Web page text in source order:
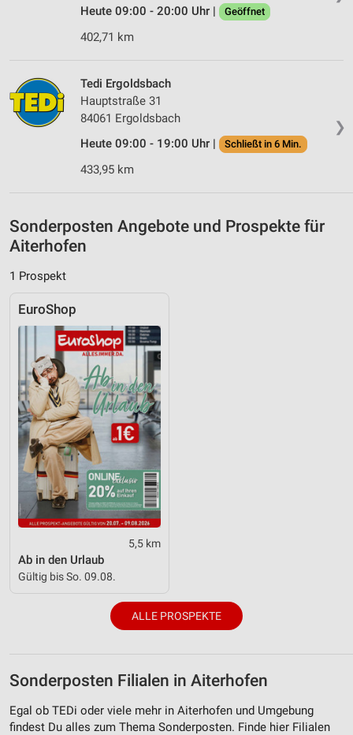
Heute 09:00 - 20:00 Uhr | Geöffnet
402,71 km
❯
Tedi Ergoldsbach
Hauptstraße 31
84061 Ergoldsbach
Heute 09:00 - 19:00 Uhr |
Schließt in 6 Min.
433,95 km
Sonderposten Angebote und Prospekte für
Aiterhofen
1 Prospekt
EuroShop
5,5 km
Ab in den Urlaub
Gültig bis So. 09.08.
ALLE PROSPEKTE
Sonderposten Filialen in Aiterhofen
Egal ob TEDi oder viele mehr in Aiterhofen und Umgebung
findest Du alles zum Thema Sonderposten. Finde hier Filialen
Verwendung genauer Standortdaten
Geräte anhand von aktiv angeforderten
Nicht-IAB-Verarbeitungszwecke:
Notwendig
Performance